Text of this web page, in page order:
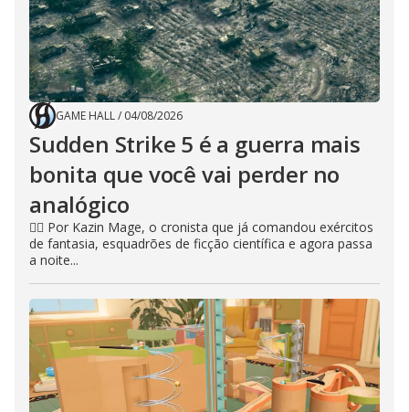
GAME HALL/ 04/08/2026
Sudden Strike 5 é a guerra mais
bonita que você vai perder no
analógico
🧙‍♂️ Por Kazin Mage, o cronista que já comandou exércitos
de fantasia, esquadrões de ficção científica e agora passa
a noite...